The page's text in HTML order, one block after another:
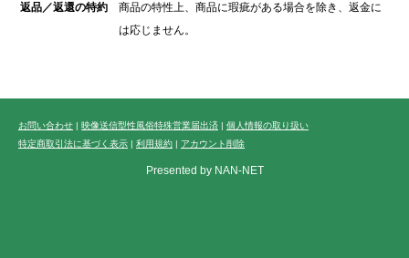
返品／返還の特約
商品の特性上、商品に瑕疵がある場合を除き、返金に
は応じません。
お問い合わせ | 映像送信型性風俗特殊営業届出済 | 個人情報の取り扱い
特定商取引法に基づく表示 | 利用規約 | アカウント削除
Presented by NAN-NET